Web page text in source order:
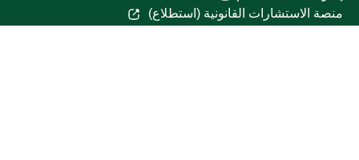
منصة الاستشارات القانونية (استطلاع)